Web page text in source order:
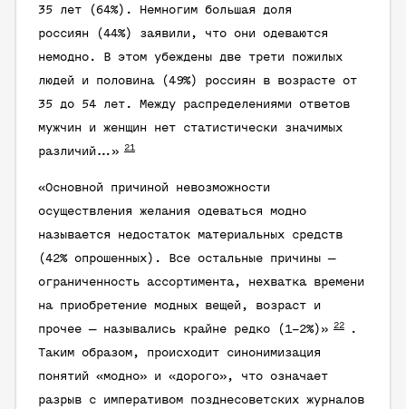
35 лет (64%). Немногим большая доля
россиян (44%) заявили, что они одеваются
немодно. В этом убеждены две трети пожилых
людей и половина (49%) россиян в возрасте от
35 до 54 лет. Между распределениями ответов
мужчин и женщин нет статистически значимых
различий…»
21
«Основной причиной невозможности
осуществления желания одеваться модно
называется недостаток материальных средств
(42% опрошенных). Все остальные причины —
ограниченность ассортимента, нехватка времени
на приобретение модных вещей, возраст и
прочее — назывались крайне редко (1–2%)»
22
.
Таким образом, происходит синонимизация
понятий «модно» и «дорого», что означает
разрыв с императивом позднесоветских журналов